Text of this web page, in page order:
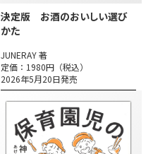
決定版 お酒のおいしい選び
かた
JUNERAY 著
定価：1980円（税込）
2026年5月20日発売